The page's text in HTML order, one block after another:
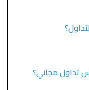
تداول مجاني؟